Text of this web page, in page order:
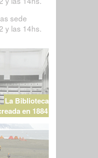
sede
y las 14hs.
La Biblioteca
en 1884